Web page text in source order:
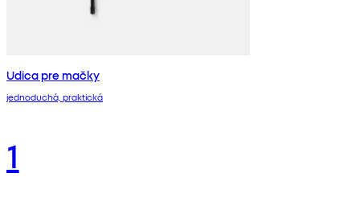
Udica pre mačky
jednoduchá, praktická
1